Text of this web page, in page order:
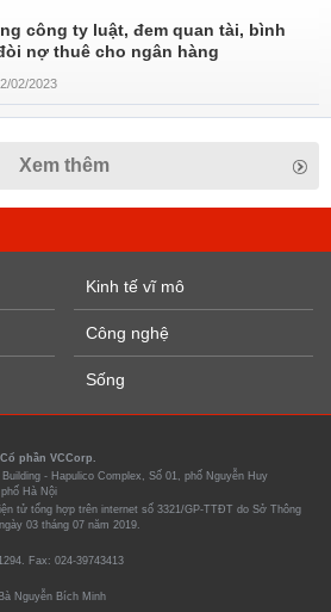
công ty luật, đem quan tài, bình
nợ thuê cho ngân hàng
02/2023
Xem thêm
Kinh tế vĩ mô
Công nghệ
Sống
phần VCCorp.
- Hapulico Complex, Số 01, phố Nguyễn Huy
Hà Nội
tử tổng hợp trên internet số 3321/GP-TTĐT do Sở Thông
03 tháng 07 năm 2019.
Fax: 024-39743413
Nguyễn Bích Minh